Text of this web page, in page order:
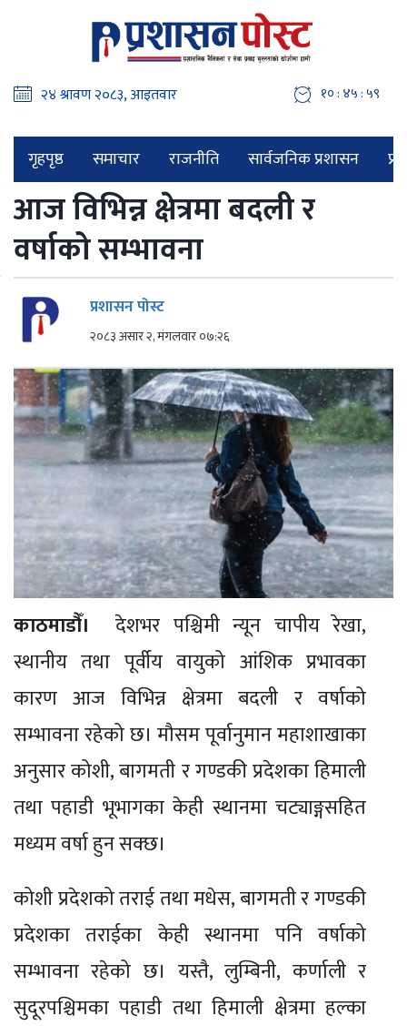
१० : ४६ : ००
गृहपृष्ठ समाचार राजनीति सार्वजनिक प्रशासन
आज विभिन्न क्षेत्रमा बदली र
वर्षाको सम्भावना
प्रशासन पोस्ट
२०८३ असार २, मंगलवार ०७:२६
काठमाडौँ।
देशभर पश्चिमी न्यून चापीय रेखा,
स्थानीय तथा पूर्वीय वायुको आंशिक प्रभावका
कारण आज विभिन्न क्षेत्रमा बदली र वर्षाको
सम्भावना रहेको छ। मौसम पूर्वानुमान महाशाखाका
अनुसार कोशी, बागमती र गण्डकी प्रदेशका हिमाली
तथा पहाडी भूभागका केही स्थानमा चट्याङ्गसहित
मध्यम वर्षा हुन सक्छ।
कोशी प्रदेशको तराई तथा मधेस, बागमती र गण्डकी
प्रदेशका तराईका केही स्थानमा पनि वर्षाको
सम्भावना रहेको छ। यस्तै, लुम्बिनी, कर्णाली र
सुदूरपश्चिमका पहाडी तथा हिमाली क्षेत्रमा हल्का